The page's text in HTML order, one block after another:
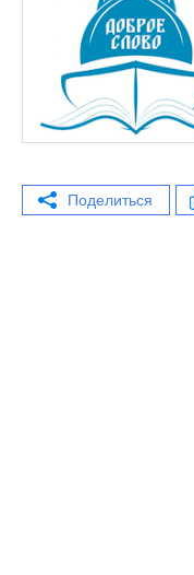
Поделиться